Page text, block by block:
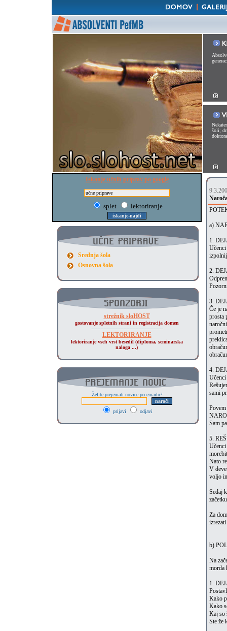
šoli;
Iskanje učnih priprav po google
splet lektoriranje
Srednja šola
Osnovna šola
strežnik sloHOST
gostovanje spletnih strani in registracija domen
-----------------------------------------------
LEKTORIRANJE
lektoriranje vseh vrst besedil (diploma, seminarska
naloga ...)
Želite prejemati novice po emailu?
prijavi odjavi
a)
1.
2.
3.
Če je
prosta
4.
sami
Sam
5.
Nato
V
voljo
Sedaj
Za
b)
Na
morda
1.
Kako
Kako
Kaj so
Ste že